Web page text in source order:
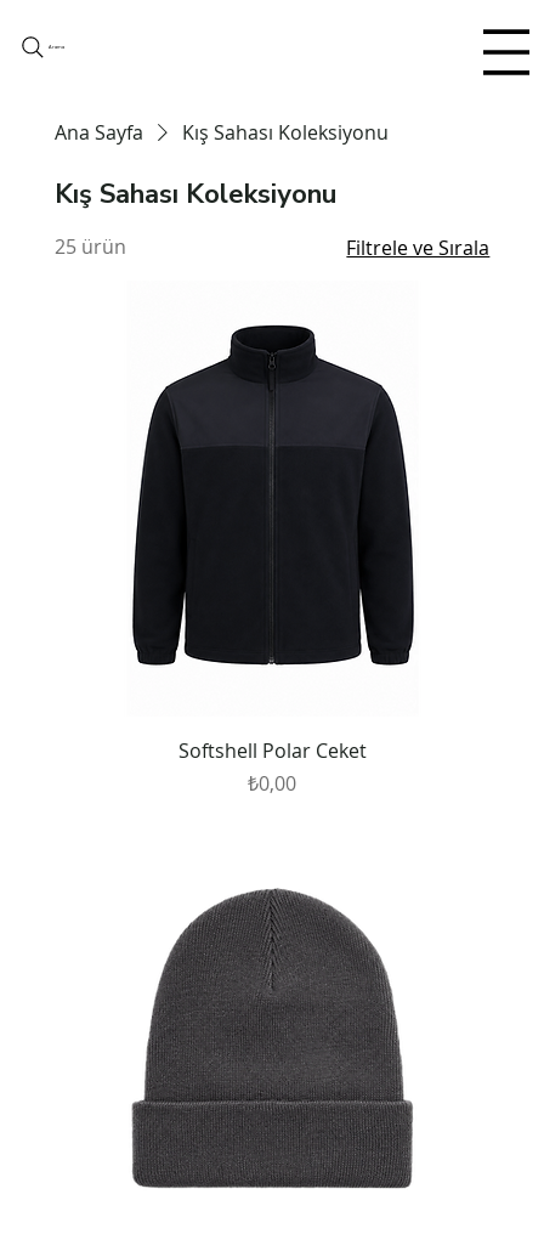
Arama
Ana Sayfa Kış Sahası Koleksiyonu
Kış Sahası Koleksiyonu
25 ürün Filtrele ve Sırala
Softshell Polar Ceket
Fiyat
₺0,00